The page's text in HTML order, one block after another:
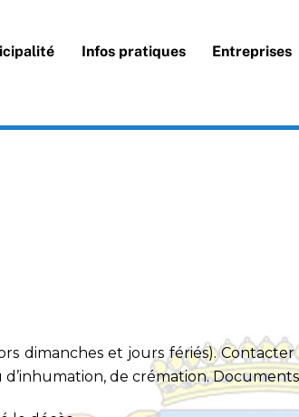
Infos pratiques Entreprises
dimanches et jours fériés).
de crémation.